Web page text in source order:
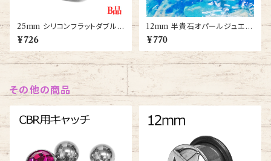
25mm シリコンフラットダブルフ
レアプラグ(PXSD-25m-BK)
¥726
12mm 半貴石オパールジュエル
カットダブルフレアプラグ(PST2
-04-12m-OP)
¥770
その他の商品